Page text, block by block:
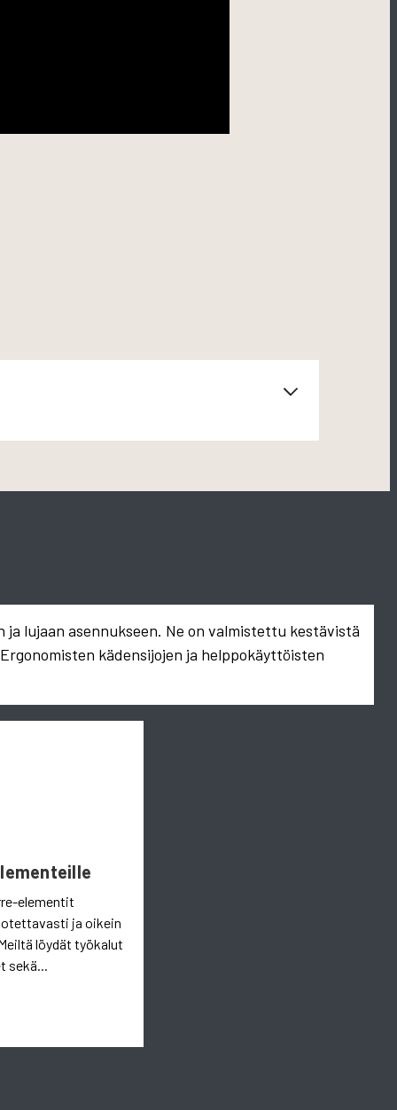
lujaan asennukseen. Ne on valmistettu kestävistä
kädensijojen ja helppokäyttöisten
elementit
ja oikein
löydät työkalut